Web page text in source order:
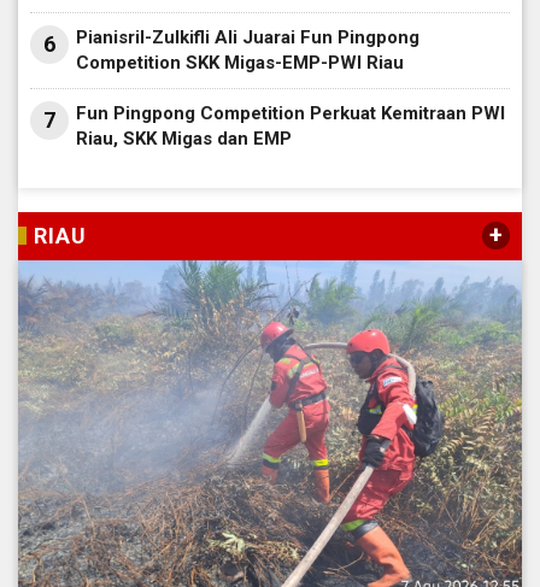
6
Pianisril-Zulkifli Ali Juarai Fun Pingpong
Competition SKK Migas-EMP-PWI Riau
7
Fun Pingpong Competition Perkuat Kemitraan PWI
Riau, SKK Migas dan EMP
RIAU +